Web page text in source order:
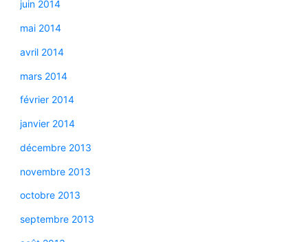
juin 2014
mai 2014
avril 2014
mars 2014
février 2014
janvier 2014
décembre 2013
novembre 2013
octobre 2013
septembre 2013